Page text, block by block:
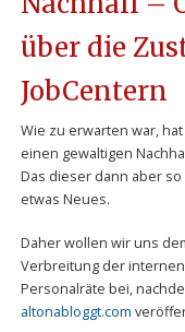
über die
JobCentern
Wie zu erwarten war,
einen gewaltigen
Das dieser dann aber
etwas Neues.
Daher wollen wir uns
Verbreitung der
Personalräte bei,
altonabloggt.com